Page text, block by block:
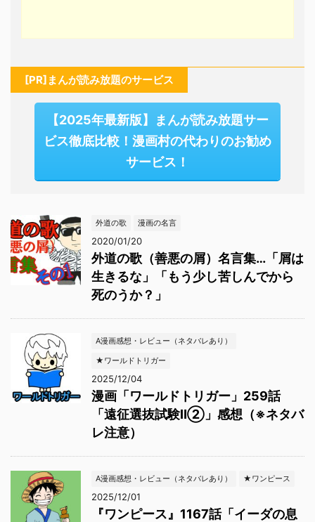
[PR]まんが読み放題のサービス
【2025年最新版】まんが読み放題サー
ビス徹底比較！漫画村の代わりのお勧め
サービス！
外道の歌 漫画の名言
2020/01/20
外道の歌（善悪の屑）名言集…「屑は
生きるな」「もう少し苦しんでから
死のうか？」
A漫画感想・レビュー（ネタバレあり）
★ワールドトリガー
2025/12/04
漫画「ワールドトリガー」259話
「遠征選抜試験Ⅱ②」感想（※ネタバ
レ注意）
A漫画感想・レビュー（ネタバレあり） ★ワンピース
2025/12/01
『ワンピース』1167話「イーダの息